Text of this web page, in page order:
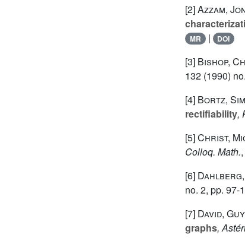
[2]Azzam,
MR | DOI
[3] Bishop,
132 (1990)
[4] Bortz,
rectifiability,
[5]Christ,
Colloq. Math.
[6]
no. 2, pp. 97-
[7] David,
graphs,